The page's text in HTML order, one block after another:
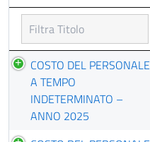
Titolo
COSTO DEL PERSONALE
A TEMPO
INDETERMINATO –
ANNO 2025